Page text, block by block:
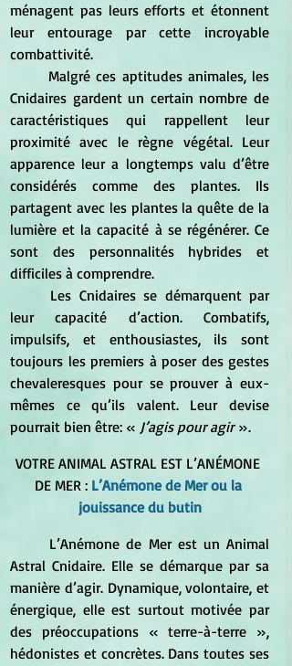
ménagent pas leurs efforts et étonnent
leur entourage par cette incroyable
combattivité.
	Malgré ces aptitudes animales, les
Cnidaires gardent un certain nombre de
caractéristiques qui rappellent leur
proximité avec le règne végétal. Leur
apparence leur a longtemps valu d’être
considérés comme des plantes. Ils
partagent avec les plantes la quête de la
lumière et la capacité à se régénérer. Ce
sont des personnalités hybrides et
difficiles à comprendre.
leur capacité d’action. Combatifs,
impulsifs, et enthousiastes, ils sont
toujours les premiers à poser des gestes
chevaleresques pour se prouver à eux-
mêmes ce qu’ils valent. Leur devise
pourrait bien être: « J’agis pour agir ».
VOTRE ANIMAL ASTRAL EST L’ANÉMONE
DE MER : L’Anémone de Mer ou la
jouissance du butin
Astral Cnidaire. Elle se démarque par sa
manière d’agir. Dynamique, volontaire, et
énergique, elle est surtout motivée par
des préoccupations « terre-à-terre »,
hédonistes et concrètes. Dans toutes ses